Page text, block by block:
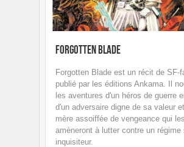
Forgotten Blade
Forgotten Blade est un récit de SF-
publié par les éditions Ankama. Il
les aventures d'un héros de guerre
d'un adversaire digne de sa valeur
mère assoiffée de vengeance qui les
amèneront à lutter contre un régime
inquisiteur.